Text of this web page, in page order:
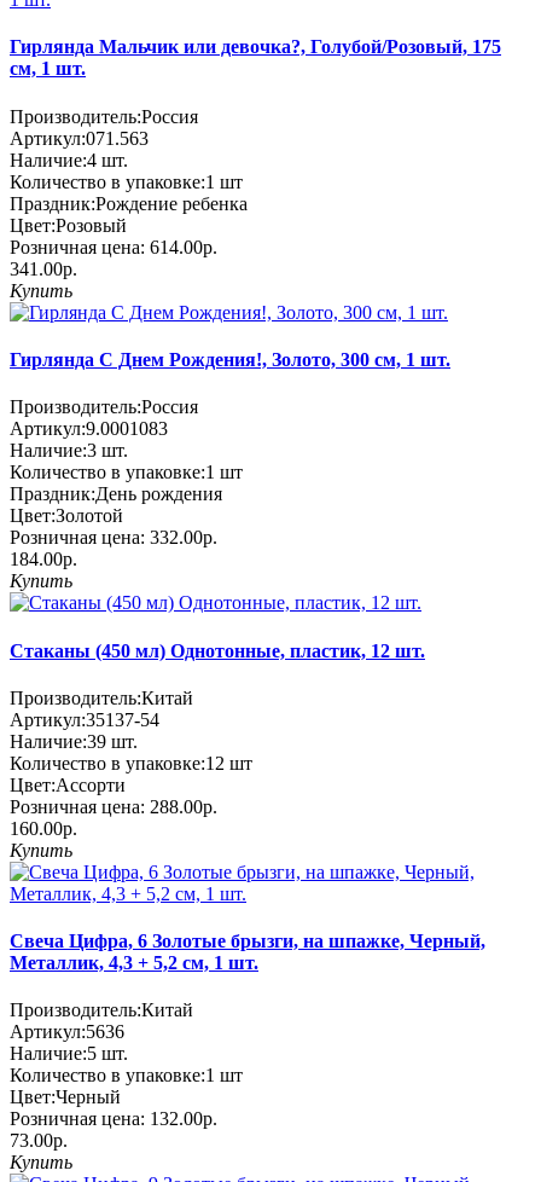
Гирлянда Мальчик или девочка?, Голубой/Розовый, 175
см, 1 шт.
Производитель:Россия
Артикул:071.563
Наличие:4 шт.
Количество в упаковке:1 шт
Праздник:Рождение ребенка
Цвет:Розовый
Розничная цена: 614.00р.
341.00р.
Купить
Гирлянда С Днем Рождения!, Золото, 300 см, 1 шт.
Производитель:Россия
Артикул:9.0001083
Наличие:3 шт.
Количество в упаковке:1 шт
Праздник:День рождения
Цвет:Золотой
Розничная цена: 332.00р.
184.00р.
Купить
Стаканы (450 мл) Однотонные, пластик, 12 шт.
Производитель:Китай
Артикул:35137-54
Наличие:39 шт.
Количество в упаковке:12 шт
Цвет:Ассорти
Розничная цена: 288.00р.
160.00р.
Купить
Свеча Цифра, 6 Золотые брызги, на шпажке, Черный,
Металлик, 4,3 + 5,2 см, 1 шт.
Производитель:Китай
Артикул:5636
Наличие:5 шт.
Количество в упаковке:1 шт
Цвет:Черный
Розничная цена: 132.00р.
73.00р.
Купить